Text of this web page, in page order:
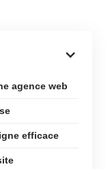
agence web
efficace